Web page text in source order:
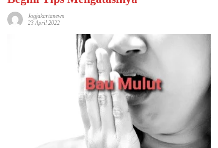
Jogjakartanews
23 April 2022